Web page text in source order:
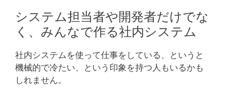
システム担当者や開発者だけでな
く、みんなで作る社内システム
社内システムを使って仕事をしている、というと
機械的で冷たい、という印象を持つ人もいるかも
しれません。